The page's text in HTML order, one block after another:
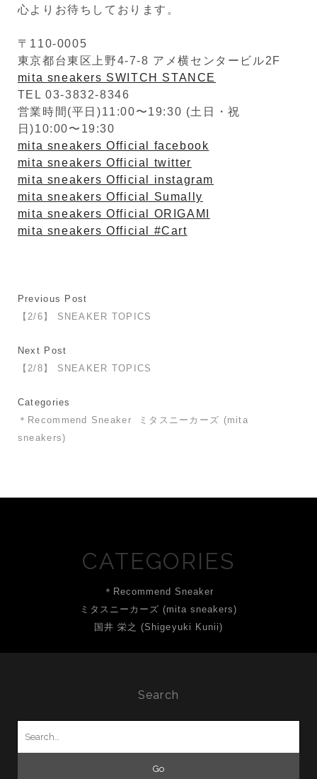
心よりお待ちしております。
〒110-0005
東京都台東区上野4-7-8 アメ横センタービル2F
mita sneakers SWITCH STANCE
TEL 03-3832-8346
営業時間(平日)11:00〜19:30 (土日・祝
日)10:00〜19:30
mita sneakers Official facebook
mita sneakers Official twitter
mita sneakers Official instagram
mita sneakers Official Sumally
mita sneakers Official ORIGAMI
mita sneakers Official #Cart
Previous Post
【2/6】 SNEAKER TOPICS
Next Post
【2/8】 SNEAKER TOPICS
Categories
＊Recommend Sneaker
ミタスニーカーズ (mita
sneakers)
CATEGORIES
＊Recommend Sneaker
ミタスニーカーズ (mita sneakers)
国井 栄之 (Shigeyuki Kunii)
Search